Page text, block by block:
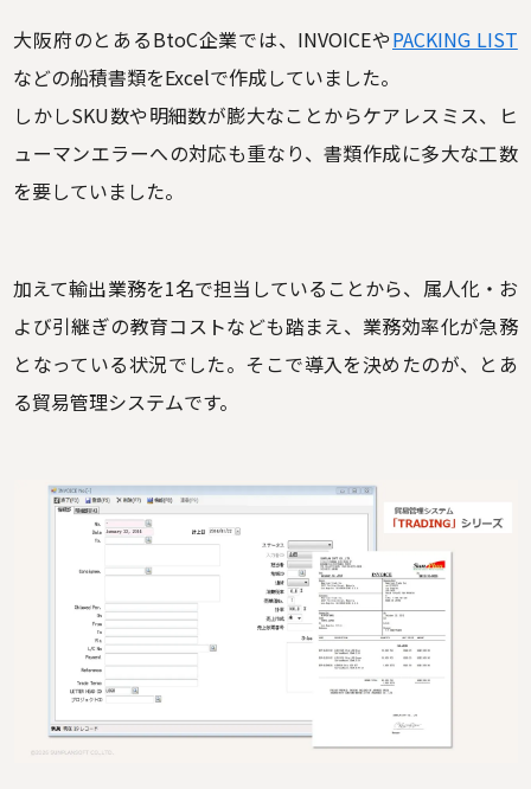
大阪府のとあるBtoC企業では、INVOICEやPACKING LIST
などの船積書類をExcelで作成していました。
しかしSKU数や明細数が膨大なことからケアレスミス、ヒ
ューマンエラーへの対応も重なり、書類作成に多大な工数
を要していました。
加えて輸出業務を1名で担当していることから、属人化・お
よび引継ぎの教育コストなども踏まえ、業務効率化が急務
となっている状況でした。そこで導入を決めたのが、とあ
る貿易管理システムです。